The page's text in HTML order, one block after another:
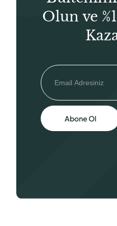
Olun ve
Abone Ol